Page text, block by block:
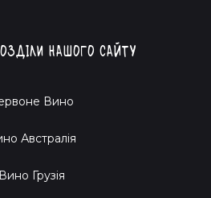
нашого сайту
Вино
Австралія
Вино Грузія